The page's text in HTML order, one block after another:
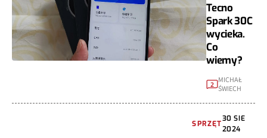
Tecno
Spark 30C
wycieka.
Co
wiemy?
2
MICHAŁ
ŚWIECH
SPRZĘT
30 SIE
2024